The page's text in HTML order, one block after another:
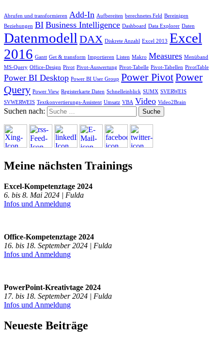
Abrufen und transformieren Add-In Aufbereiten berechnetes Feld Bereinigen
Beziehungen BI Business Intelligence Dashboard Data Explorer Daten
Datenmodell DAX Diskrete Anzahl Excel 2013 Excel
2016 Gantt Get & transform Importieren Listen Makro Measures Menüband
MS-Query Office-Design Pivot Pivot-Auswertung Pivot-Tabelle Pivot-Tabellen PivotTable
Power BI Desktop Power BI User Group Power PivotPower
Query Power View Registerkarte Daten Schnelleinblick SUMX SVERWEIS
SVWERWEIS Textkonvertierungs-Assistent Umsatz VBA Video Video2Brain
Suchen nach:
Meine nächsten Trainings
Excel-Kompetenztage 2024
6. bis 8. Mai 2024 | Fulda
Infos und Anmeldung
Office-Kompetenztage 2024
16. bis 18. September 2024 | Fulda
Infos und Anmeldung
PowerPoint-Kreativtage 2024
17. bis 18. September 2024 | Fulda
Infos und Anmeldung
Neueste Beiträge